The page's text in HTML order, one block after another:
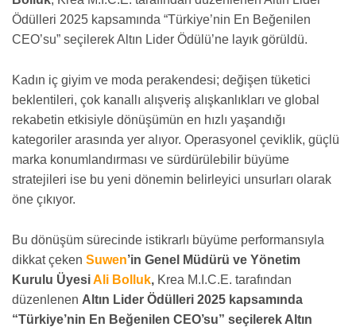
Ödülleri 2025 kapsamında “Türkiye’nin En Beğenilen
CEO’su” seçilerek Altın Lider Ödülü’ne layık görüldü.
Kadın iç giyim ve moda perakendesi; değişen tüketici
beklentileri, çok kanallı alışveriş alışkanlıkları ve global
rekabetin etkisiyle dönüşümün en hızlı yaşandığı
kategoriler arasında yer alıyor. Operasyonel çeviklik, güçlü
marka konumlandırması ve sürdürülebilir büyüme
stratejileri ise bu yeni dönemin belirleyici unsurları olarak
öne çıkıyor.
Bu dönüşüm sürecinde istikrarlı büyüme performansıyla
dikkat çeken Suwen’in Genel Müdürü ve Yönetim
Kurulu ÜyesiAli Bolluk, Krea M.I.C.E. tarafından
düzenlenen Altın Lider Ödülleri 2025 kapsamında
“Türkiye’nin En Beğenilen CEO’su” seçilerek Altın